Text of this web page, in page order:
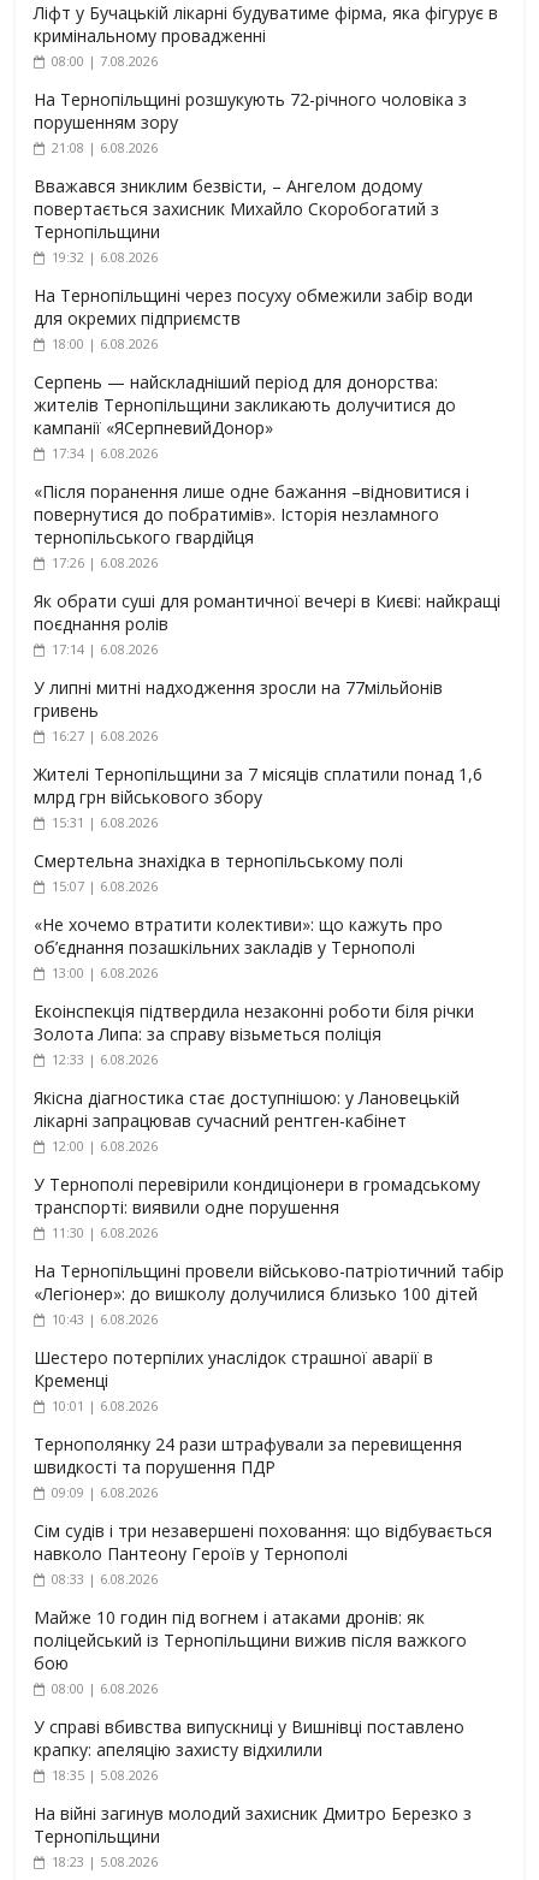
Ліфт у Бучацькій лікарні будуватиме фірма, яка фігурує в
кримінальному провадженні
08:00 | 7.08.2026
На Тернопільщині розшукують 72-річного чоловіка з
порушенням зору
21:08 | 6.08.2026
Вважався зниклим безвісти, – Ангелом додому
повертається захисник Михайло Скоробогатий з
Тернопільщини
19:32 | 6.08.2026
На Тернопільщині через посуху обмежили забір води
для окремих підприємств
18:00 | 6.08.2026
Серпень — найскладніший період для донорства:
жителів Тернопільщини закликають долучитися до
кампанії «ЯСерпневийДонор»
17:34 | 6.08.2026
«Після поранення лише одне бажання –відновитися і
повернутися до побратимів». Історія незламного
тернопільського гвардійця
17:26 | 6.08.2026
Як обрати суші для романтичної вечері в Києві: найкращі
поєднання ролів
17:14 | 6.08.2026
У липні митні надходження зросли на 77мільйонів
гривень
16:27 | 6.08.2026
Жителі Тернопільщини за 7 місяців сплатили понад 1,6
млрд грн військового збору
15:31 | 6.08.2026
Смертельна знахідка в тернопільському полі
15:07 | 6.08.2026
«Не хочемо втратити колективи»: що кажуть про
об’єднання позашкільних закладів у Тернополі
13:00 | 6.08.2026
Екоінспекція підтвердила незаконні роботи біля річки
Золота Липа: за справу візьметься поліція
12:33 | 6.08.2026
Якісна діагностика стає доступнішою: у Лановецькій
лікарні запрацював сучасний рентген-кабінет
12:00 | 6.08.2026
У Тернополі перевірили кондиціонери в громадському
транспорті: виявили одне порушення
11:30 | 6.08.2026
На Тернопільщині провели військово-патріотичний табір
«Легіонер»: до вишколу долучилися близько 100 дітей
10:43 | 6.08.2026
Шестеро потерпілих унаслідок страшної аварії в
Кременці
10:01 | 6.08.2026
Тернополянку 24 рази штрафували за перевищення
швидкості та порушення ПДР
09:09 | 6.08.2026
Сім судів і три незавершені поховання: що відбувається
навколо Пантеону Героїв у Тернополі
08:33 | 6.08.2026
Майже 10 годин під вогнем і атаками дронів: як
поліцейський із Тернопільщини вижив після важкого
бою
08:00 | 6.08.2026
У справі вбивства випускниці у Вишнівці поставлено
крапку: апеляцію захисту відхилили
18:35 | 5.08.2026
На війні загинув молодий захисник Дмитро Березко з
Тернопільщини
18:23 | 5.08.2026